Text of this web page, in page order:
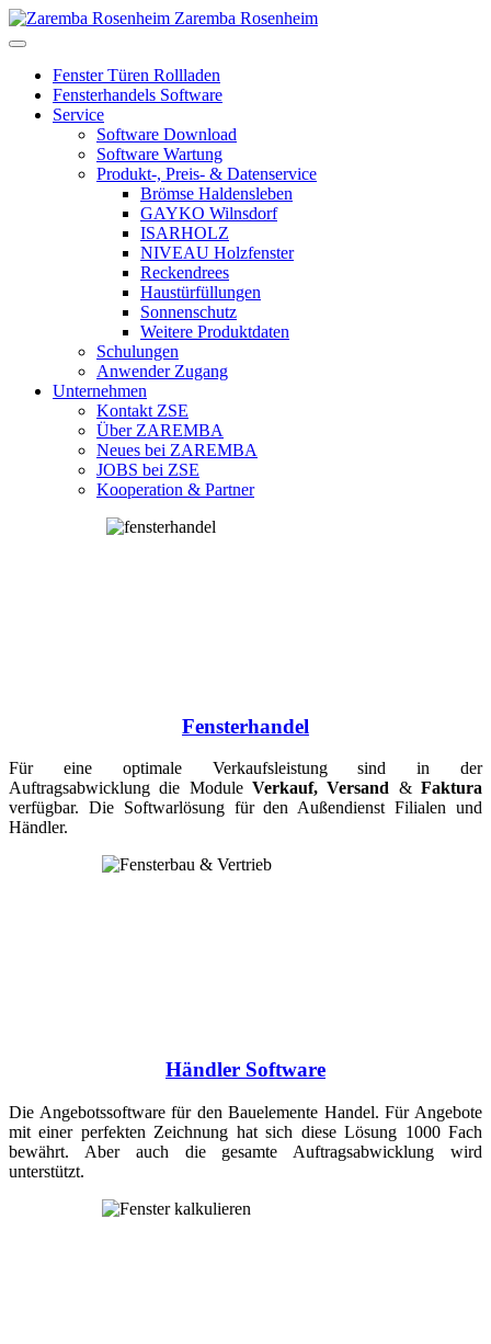
Zaremba Rosenheim
Fenster Türen Rollladen
Fensterhandels Software
Service
Software Download
Software Wartung
Produkt-, Preis- & Datenservice
Brömse Haldensleben
GAYKO Wilnsdorf
ISARHOLZ
NIVEAU Holzfenster
Reckendrees
Haustürfüllungen
Sonnenschutz
Weitere Produktdaten
Schulungen
Anwender Zugang
Unternehmen
Kontakt ZSE
Über ZAREMBA
Neues bei ZAREMBA
JOBS bei ZSE
Kooperation & Partner
Fensterhandel
Für eine optimale Verkaufsleistung sind in der
Auftragsabwicklungdie ModuleVerkauf, Versand &Faktura
verfügbar. Die Softwarlösung für den Außendienst Filialen und
Händler.
Händler Software
Die Angebots­soft­ware für den Bauele­mente Handel. Für Angebote
mit einer perfekten Zeich­nung hat sich diese Lösung 1000 Fach
bewährt. Aber auch die ge­sam­te Auf­trags­ab­wick­lung wird
unterstützt.